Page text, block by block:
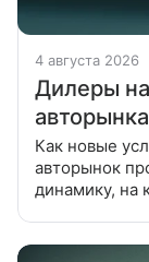
4 августа 2026
Дилеры
Как новые
авторынок
динамику, на